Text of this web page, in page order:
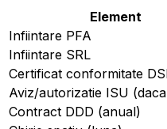
Element
Infiintare PFA
Infiintare SRL
Certificat conformitate
Aviz/autorizatie ISU
Contract DDD (anual)